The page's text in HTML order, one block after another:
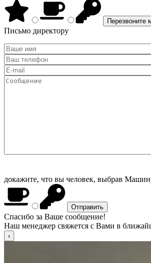
Письмо директору
докажите, что вы человек, выбрав
Спасибо за Ваше сообщение!
Наш менеджер свяжется с Вами в